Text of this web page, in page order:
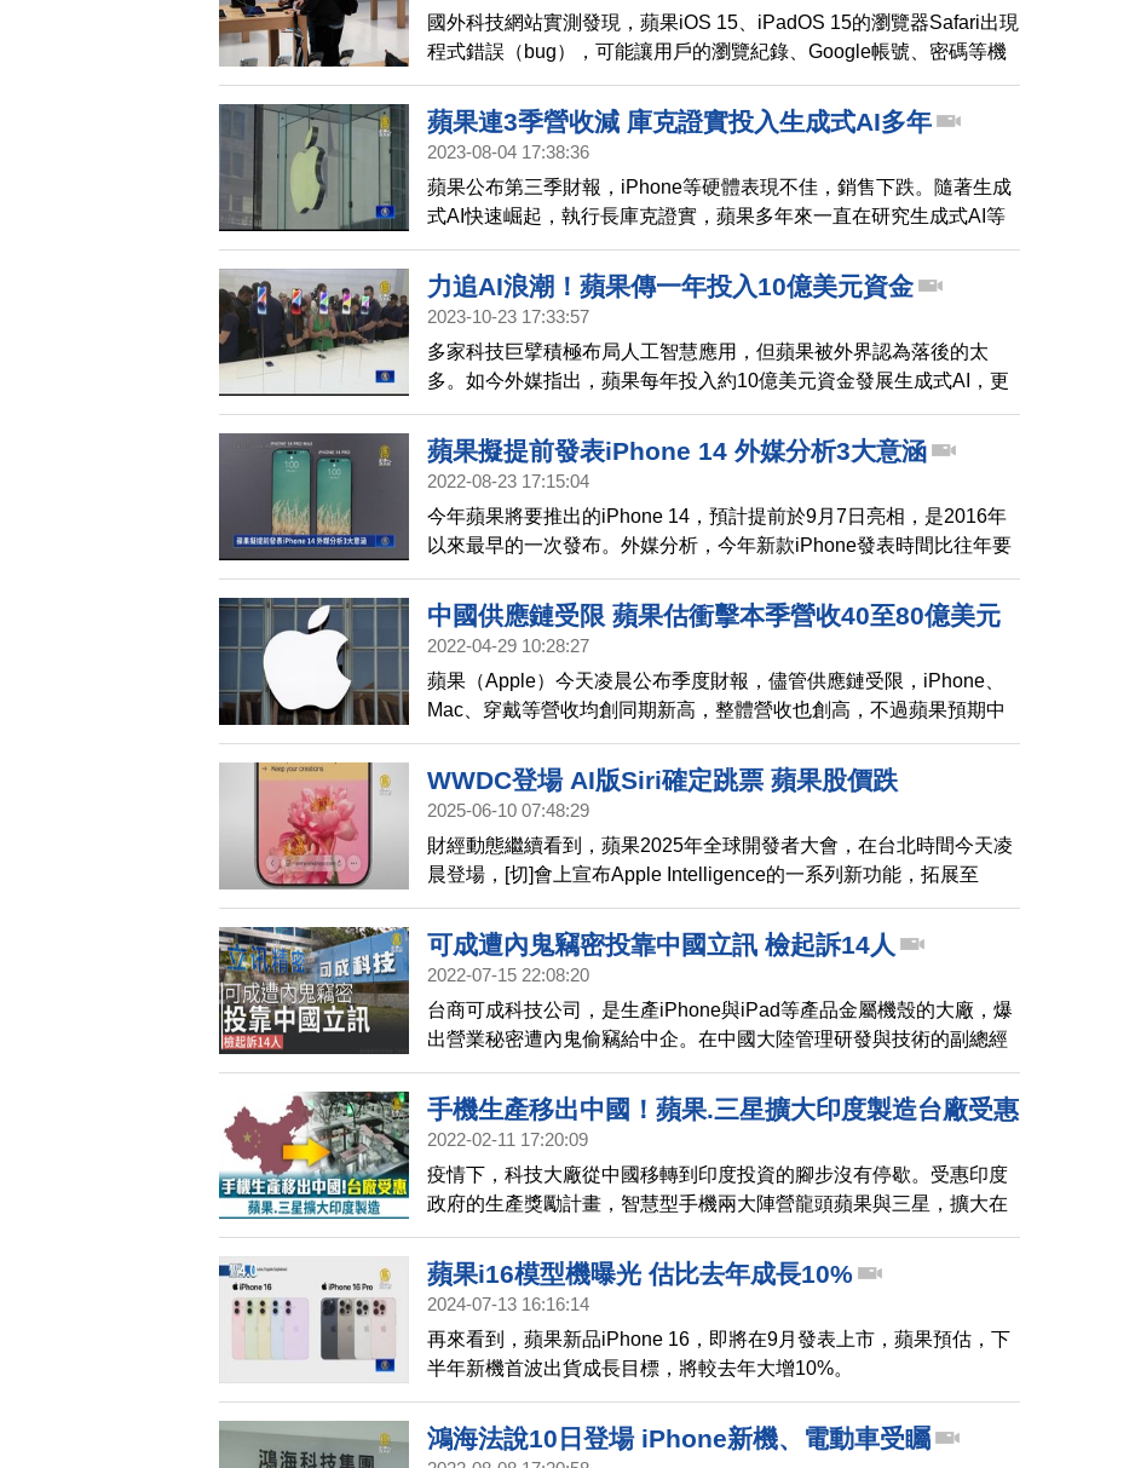
國外科技網站實測發現，蘋果iOS 15、iPadOS 15的瀏覽器Safari出現
程式錯誤（bug），可能讓用戶的瀏覽紀錄、Google帳號、密碼等機
密資訊洩漏。
蘋果連3季營收減 庫克證實投入生成式AI多年
2023-08-04 17:38:36
蘋果公布第三季財報，iPhone等硬體表現不佳，銷售下跌。隨著生成
式AI快速崛起，執行長庫克證實，蘋果多年來一直在研究生成式AI等
人工智慧技術。
力追AI浪潮！蘋果傳一年投入10億美元資金
2023-10-23 17:33:57
多家科技巨擘積極布局人工智慧應用，但蘋果被外界認為落後的太
多。如今外媒指出，蘋果每年投入約10億美元資金發展生成式AI，更
有智慧的Siri最快明年問世。
蘋果擬提前發表iPhone 14 外媒分析3大意涵
2022-08-23 17:15:04
今年蘋果將要推出的iPhone 14，預計提前於9月7日亮相，是2016年
以來最早的一次發布。外媒分析，今年新款iPhone發表時間比往年要
早，背後有3個意涵。首先，Apple在截至9月底的年度第4季，會有多
一個星期的iPhone銷量，有助跨越去年單季營收紀錄，分析師預測，
蘋果的季營收將達到890億美元，第二，至少在 iPhone方面，蘋果供
個發表會的空間，市場也傳出，蘋果規劃在iPhone發布後約1個月，
推出新款Mac及iPad。
中國供應鏈受限 蘋果估衝擊本季營收40至80億美元
2022-04-29 10:28:27
蘋果（Apple）今天凌晨公布季度財報，儘管供應鏈受限，iPhone、
Mac、穿戴等營收均創同期新高，整體營收也創高，不過蘋果預期中
國疫情封控和晶片缺料影響供應鏈，預估到6月底衝擊單季營收約40
至80億美元。
WWDC登場 AI版Siri確定跳票 蘋果股價跌
2025-06-10 07:48:29
財經動態繼續看到，蘋果2025年全球開發者大會，在台北時間今天凌
晨登場，[切]會上宣布Apple Intelligence的一系列新功能，拓展至
iPhone、iPad、Mac 和 Apple Watch平台，將在年底新增支援繁體中
文。
可成遭內鬼竊密投靠中國立訊 檢起訴14人
2022-07-15 22:08:20
台商可成科技公司，是生產iPhone與iPad等產品金屬機殼的大廠，爆
出營業秘密遭內鬼偷竊給中企。在中國大陸管理研發與技術的副總經
理鄭家福，涉嫌替競爭對手、中國立訊公司，偷竊可成的營業秘密，
還以高額安家費金錢挖腳，有13名員工離職後帶槍投靠立訊，造成可
成公司鉅額損害。台灣檢方表示，歷經1年6個月偵查與蒐證、發動4
別背信罪及營業秘密法等。可成傍晚聲明，將嚴加追究法律責任。
手機生產移出中國！蘋果.三星擴大印度製造台廠受惠
2022-02-11 17:20:09
疫情下，科技大廠從中國移轉到印度投資的腳步沒有停歇。受惠印度
政府的生產獎勵計畫，智慧型手機兩大陣營龍頭蘋果與三星，擴大在
印度生產，帶動相關供應鏈在地化生產。蘋果代工大廠之一的鴻海董
事長劉揚偉表示，目前整個局勢對印度有利，鴻海在印度投資也加速
進行中。
蘋果i16模型機曝光 估比去年成長10%
2024-07-13 16:16:14
再來看到，蘋果新品iPhone 16，即將在9月發表上市，蘋果預估，下
半年新機首波出貨成長目標，將較去年大增10%。
鴻海法說10日登場 iPhone新機、電動車受矚